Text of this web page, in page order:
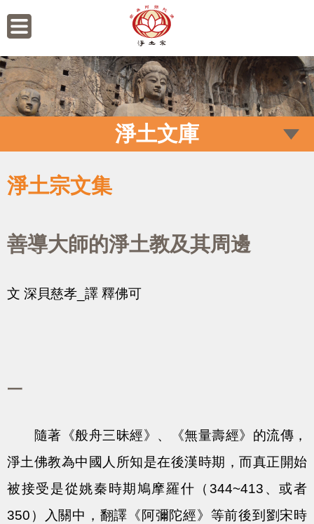
淨土文庫
淨土宗文集
善導大師的淨土教及其周邊
文 深貝慈孝_譯 釋佛可
一
隨著《般舟三昧經》、《無量壽經》的流傳，
淨土佛教為中國人所知是在後漢時期，而真正開始
被接受是從姚秦時期鳩摩羅什（344~413、或者
350）入關中，翻譯《阿彌陀經》等前後到劉宋時